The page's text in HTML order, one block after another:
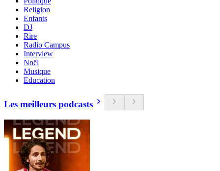
Religion
Enfants
DJ
Rire
Radio Campus
Interview
Noël
Musique
Education
Les meilleurs podcasts